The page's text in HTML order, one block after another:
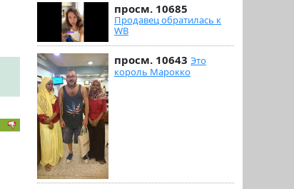
просм. 10685
Продавец обратилась к
WB
просм. 10643 Это
король Марокко